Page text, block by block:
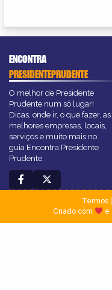
ENCONTRA
PRESIDENTEPRUDENTE
O melhor de Presidente
Prudente num só lugar!
Dicas, onde ir, o que fazer, as
melhores empresas, locais,
serviços e muito mais no
guia Encontra Presidente
Prudente.
Termos|
Criado com
e